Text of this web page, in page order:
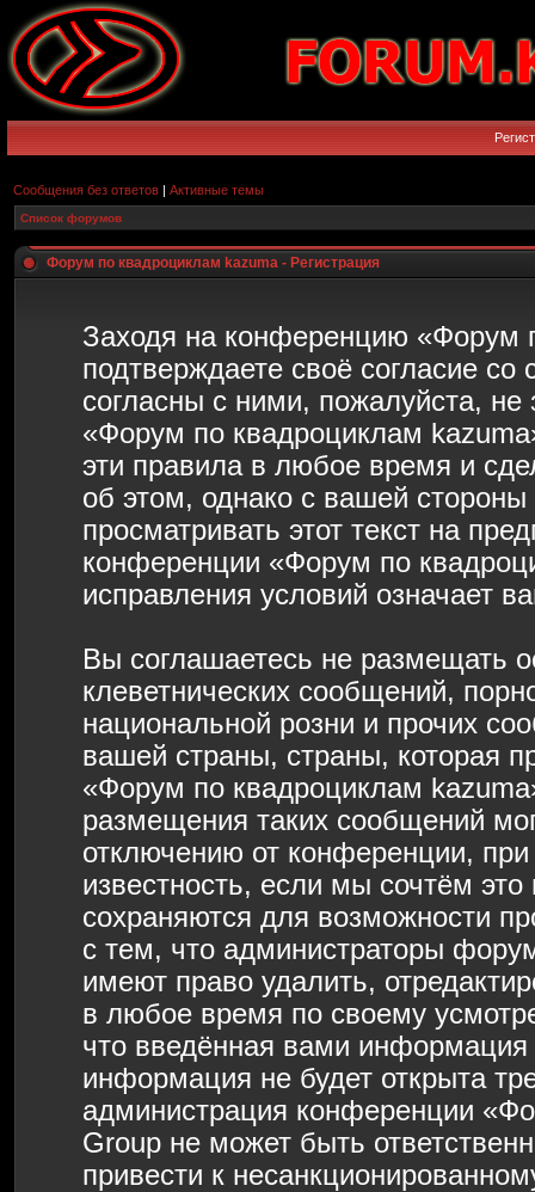
Сообщения без ответов | Активные темы
Список форумов
Форум по квадроциклам kazuma - Регистрация
Заходя на конференцию «Форум
подтверждаете своё согласие
согласны с ними, пожалуйста,
«Форум по квадроциклам
эти правила в любое время и
об этом, однако с вашей
просматривать этот текст на
конференции «Форум по
исправления условий означает
Вы соглашаетесь не размещать
клеветнических сообщений,
национальной розни и прочих
вашей страны, страны, которая
«Форум по квадроциклам
размещения таких сообщений
отключению от конференции,
известность, если мы сочтём
сохраняются для возможности
с тем, что администраторы
имеют право удалить,
в любое время по своему
что введённая вами информация
информация не будет открыта
администрация конференции
Group не может быть
привести к